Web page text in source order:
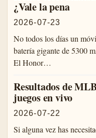
¿Vale la pena
2026-07-23
No todos los días un
batería gigante de 5300
El Honor…
Resultados de
juegos en vivo
2026-07-22
Si alguna vez has